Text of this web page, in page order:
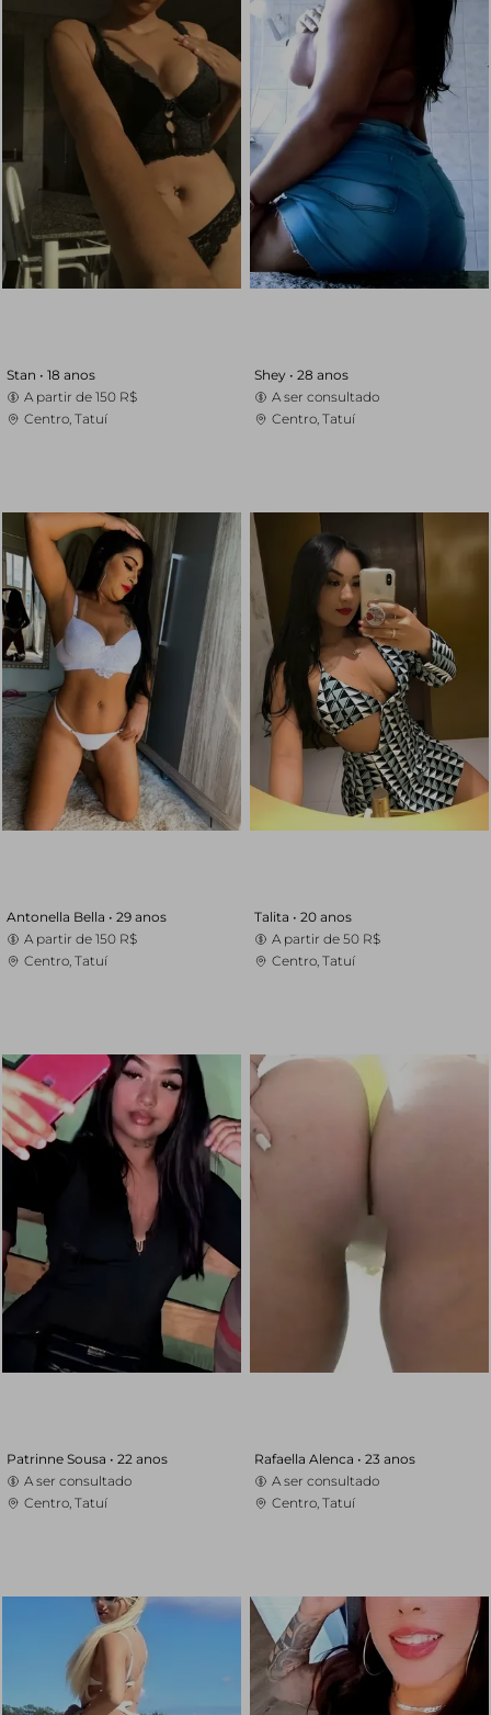
Stan • 18 anos
A partir de 150 R$
Centro, Tatuí
Shey • 28 anos
A ser consultado
Centro, Tatuí
Antonella Bella • 29 anos
A partir de 150 R$
Centro, Tatuí
Talita • 20 anos
A partir de 50 R$
Centro, Tatuí
Patrinne Sousa • 22 anos
A ser consultado
Centro, Tatuí
Rafaella Alenca • 23 anos
A ser consultado
Centro, Tatuí